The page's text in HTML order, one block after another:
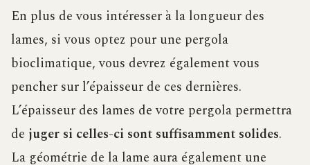
En plus de vous intéresser à la longueur des
lames, si vous optez pour une pergola
bioclimatique, vous devrez également vous
pencher sur l’épaisseur de ces dernières.
L’épaisseur des lames de votre pergola permettra
de juger si celles-ci sont suffisamment solides.
La géométrie de la lame aura également une